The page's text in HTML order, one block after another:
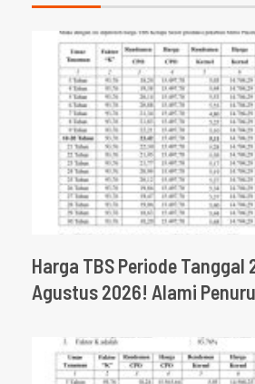
Harga TBS Periode
Agustus 2026! Alami